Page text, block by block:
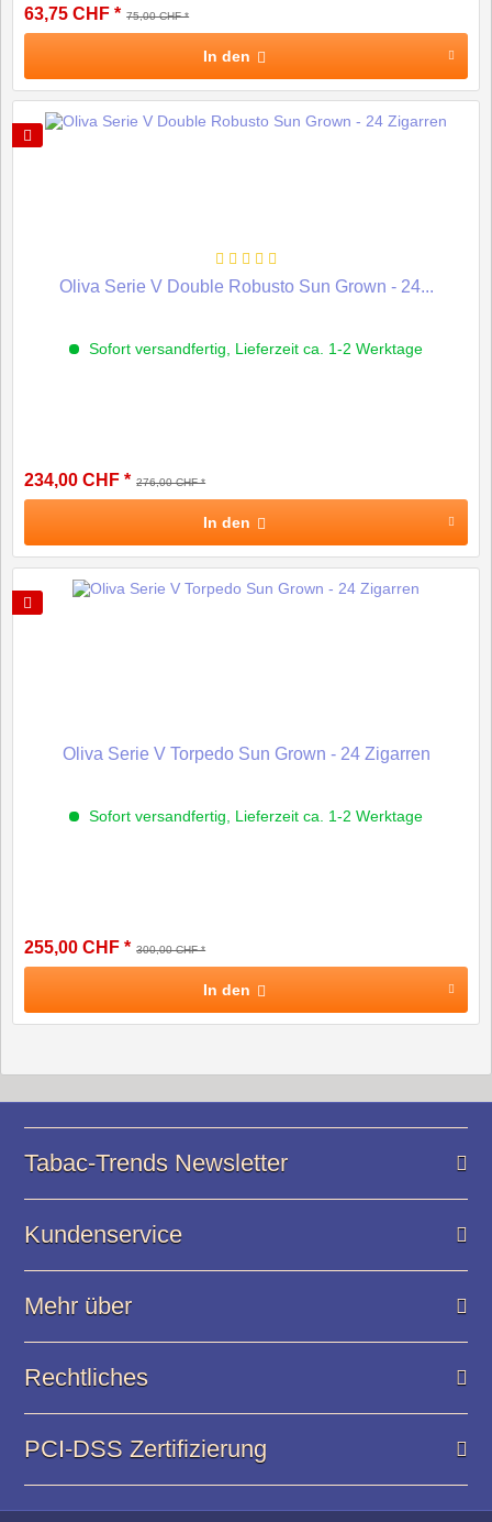
75,00 CHF *
63,75 CHF *
In den
Oliva Serie V Double Robusto Sun Grown - 24...
Sofort versandfertig, Lieferzeit ca. 1-2 Werktage
276,00 CHF *
234,00 CHF *
In den
Oliva Serie V Torpedo Sun Grown - 24 Zigarren
Sofort versandfertig, Lieferzeit ca. 1-2 Werktage
300,00 CHF *
255,00 CHF *
In den
Tabac-Trends Newsletter
Kundenservice
Mehr über
Rechtliches
PCI-DSS Zertifizierung